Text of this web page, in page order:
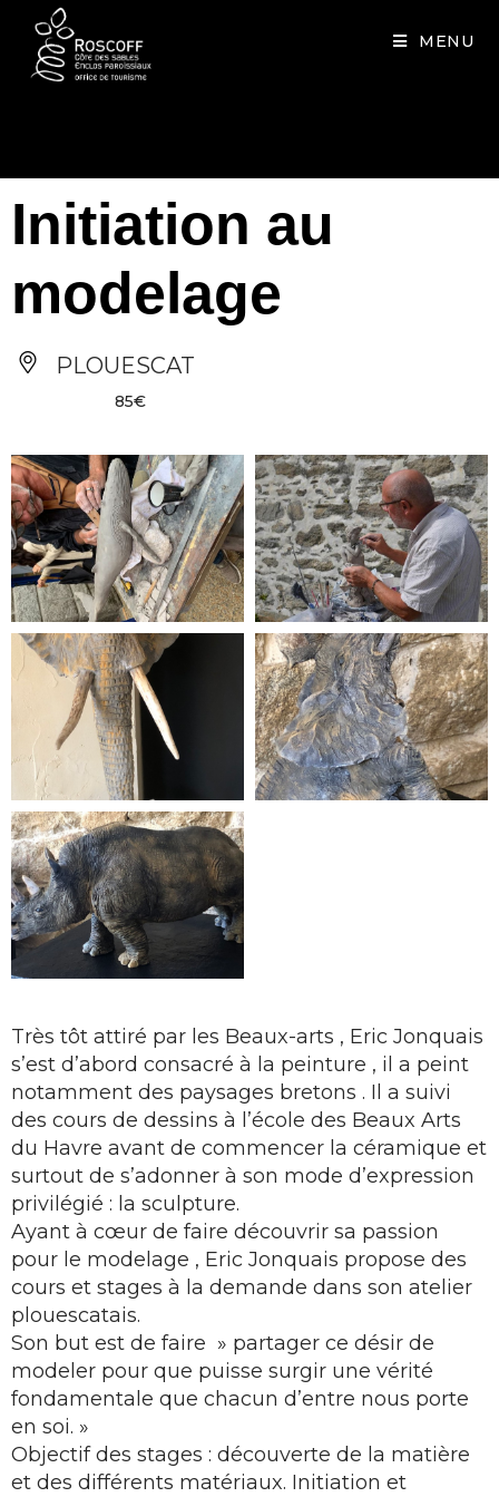
MENU
Initiation au
modelage
PLOUESCAT
85€
Très tôt attiré par les Beaux-arts , Eric Jonquais
s’est d’abord consacré à la peinture , il a peint
notamment des paysages bretons . Il a suivi
des cours de dessins à l’école des Beaux Arts
du Havre avant de commencer la céramique et
surtout de s’adonner à son mode d’expression
privilégié : la sculpture.
Ayant à cœur de faire découvrir sa passion
pour le modelage , Eric Jonquais propose des
cours et stages à la demande dans son atelier
plouescatais.
Son but est de faire » partager ce désir de
modeler pour que puisse surgir une vérité
fondamentale que chacun d’entre nous porte
en soi. »
Objectif des stages : découverte de la matière
et des différents matériaux. Initiation et
Cookies management panel